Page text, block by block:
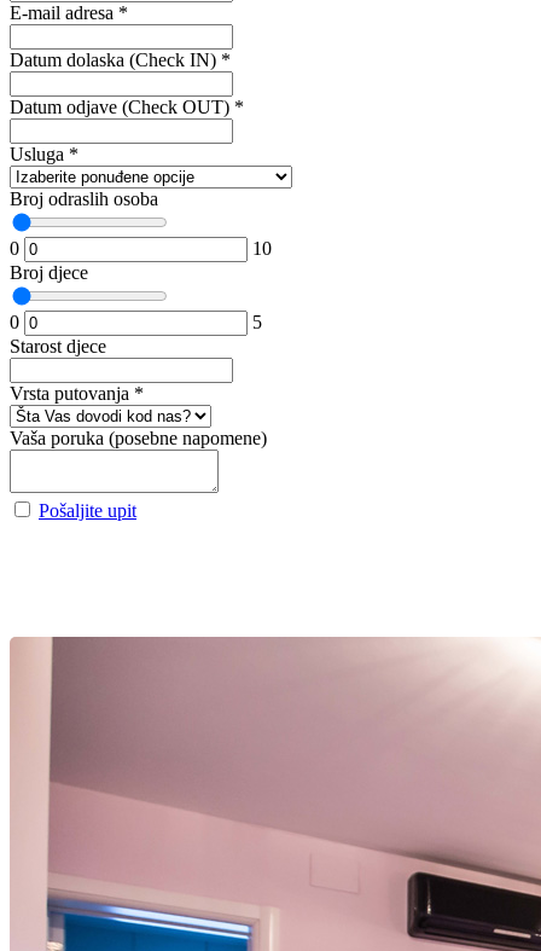
E-mail adresa *
Datum dolaska (Check IN) *
Datum odjave (Check OUT) *
Usluga *
Broj odraslih osoba
0
10
Broj djece
0
5
Starost djece
Vrsta putovanja *
Vaša poruka (posebne napomene)
Pošaljite upit